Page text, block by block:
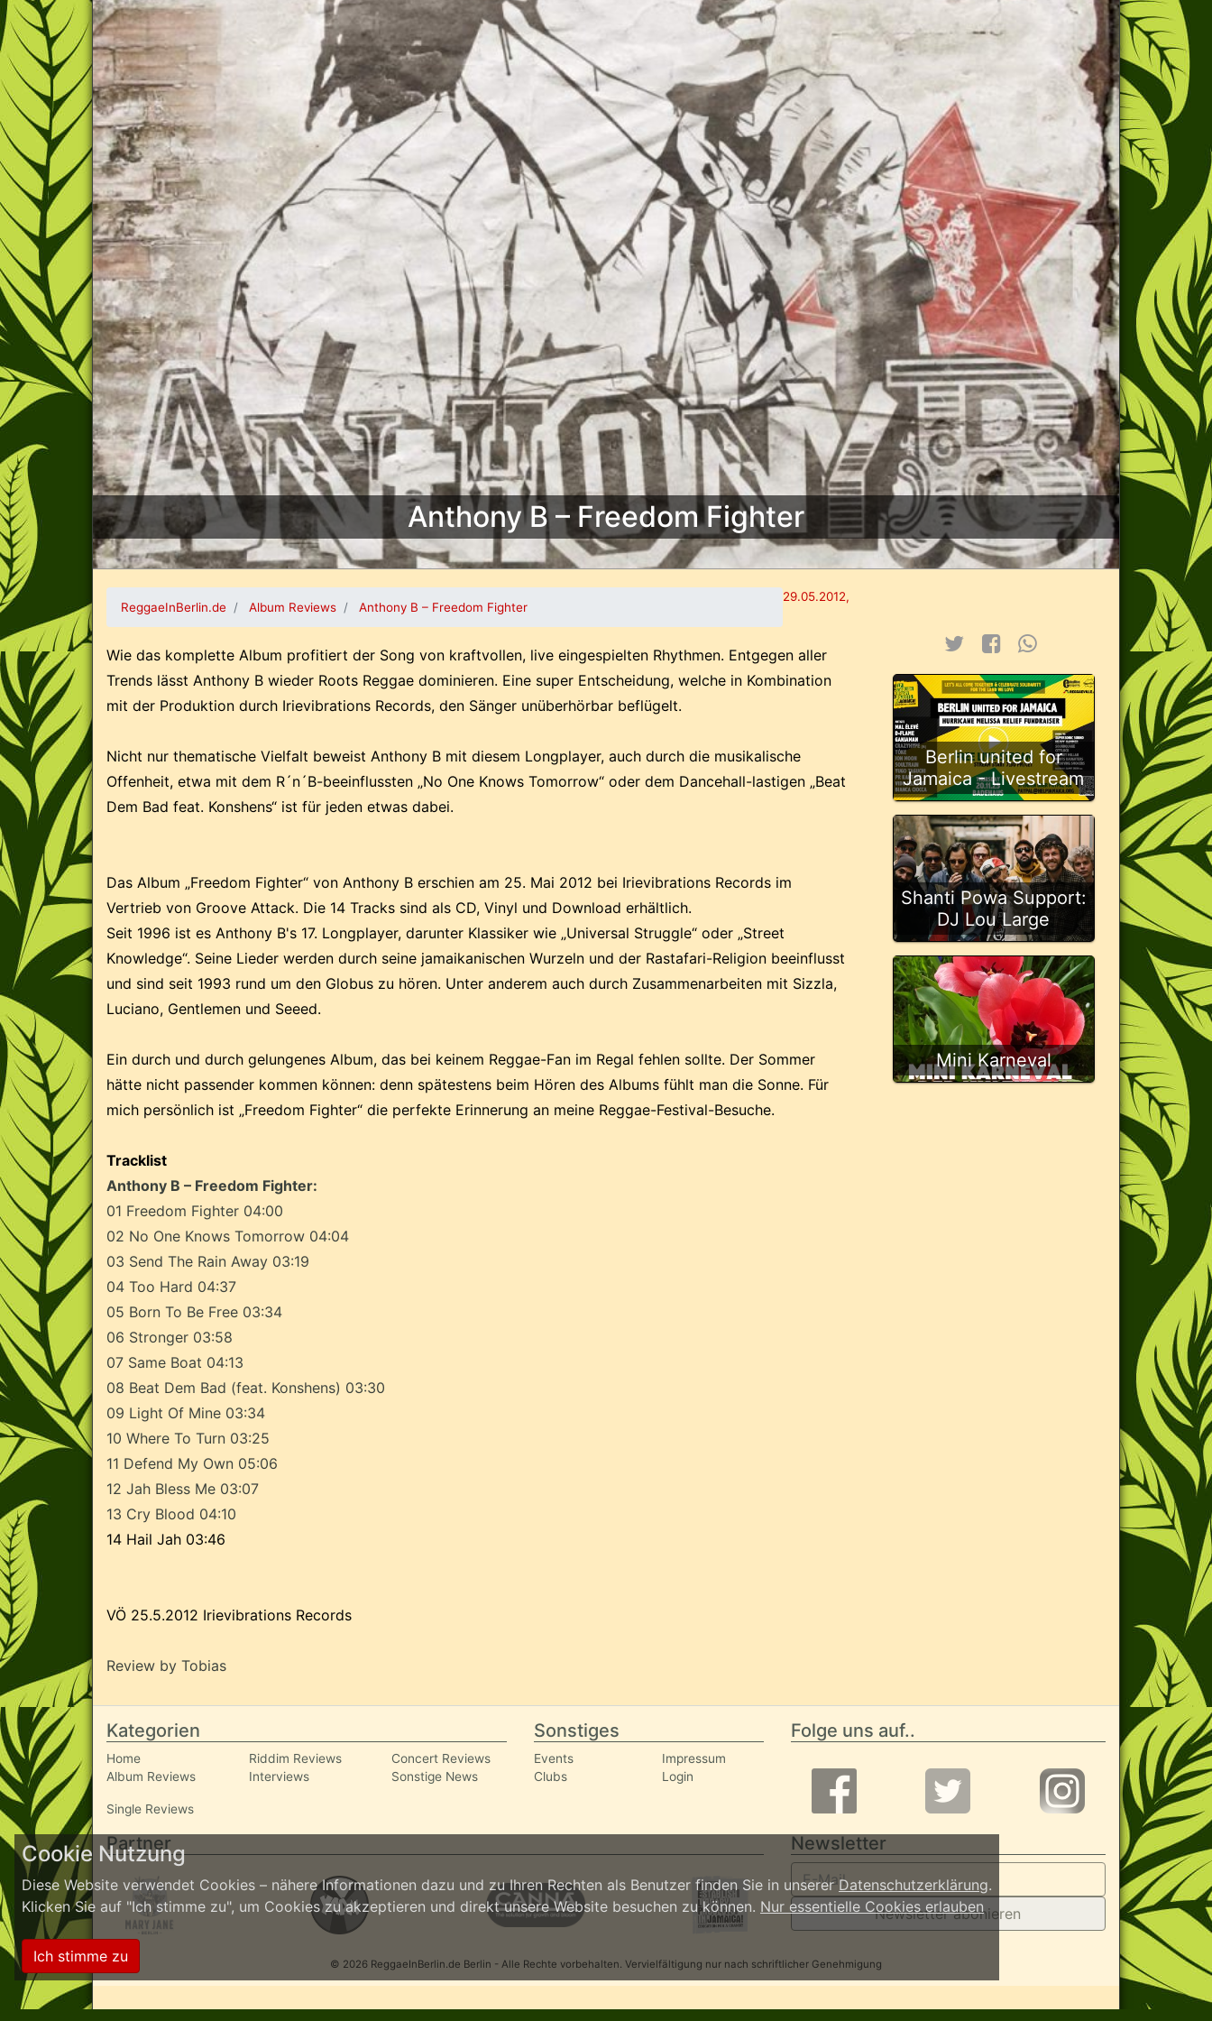
Anthony B – Freedom Fighter
29.05.2012,
ReggaeInBerlin.de Album Reviews Anthony B – Freedom Fighter
Wie das komplette Album profitiert der Song von kraftvollen, live eingespielten Rhythmen. Entgegen aller
Trends lässt Anthony B wieder Roots Reggae dominieren. Eine super Entscheidung, welche in Kombination
mit der Produktion durch Irievibrations Records, den Sänger unüberhörbar beflügelt.
Nicht nur thematische Vielfalt beweist Anthony B mit diesem Longplayer, auch durch die musikalische
Offenheit, etwa mit dem R´n´B-beeinflussten „No One Knows Tomorrow“ oder dem Dancehall-lastigen „Beat
Dem Bad feat. Konshens“ ist für jeden etwas dabei.
Das Album „Freedom Fighter“ von Anthony B erschien am 25. Mai 2012 bei Irievibrations Records im
Vertrieb von Groove Attack. Die 14 Tracks sind als CD, Vinyl und Download erhältlich.
Seit 1996 ist es Anthony B's 17. Longplayer, darunter Klassiker wie „Universal Struggle“ oder „Street
Knowledge“. Seine Lieder werden durch seine jamaikanischen Wurzeln und der Rastafari-Religion beeinflusst
und sind seit 1993 rund um den Globus zu hören. Unter anderem auch durch Zusammenarbeiten mit Sizzla,
Luciano, Gentlemen und Seeed.
Ein durch und durch gelungenes Album, das bei keinem Reggae-Fan im Regal fehlen sollte. Der Sommer
hätte nicht passender kommen können: denn spätestens beim Hören des Albums fühlt man die Sonne. Für
mich persönlich ist „Freedom Fighter“ die perfekte Erinnerung an meine Reggae-Festival-Besuche.
Tracklist
Anthony B – Freedom Fighter:
01 Freedom Fighter 04:00
02 No One Knows Tomorrow 04:04
03 Send The Rain Away 03:19
04 Too Hard 04:37
05 Born To Be Free 03:34
06 Stronger 03:58
07 Same Boat 04:13
08 Beat Dem Bad (feat. Konshens) 03:30
09 Light Of Mine 03:34
10 Where To Turn 03:25
11 Defend My Own 05:06
12 Jah Bless Me 03:07
13 Cry Blood 04:10
14 Hail Jah 03:46
VÖ 25.5.2012 Irievibrations Records
Review by Tobias
Berlin united for
Jamaica - Livestream
Shanti Powa Support:
DJ Lou Large
Mini Karneval
Kategorien
Home
Album Reviews
Riddim Reviews
Interviews
Concert Reviews
Sonstige News
Single Reviews
Sonstiges
Events
Clubs
Impressum
Login
Folge uns auf..
Partner Newsletter
Newsletter abonieren
© 2026 ReggaeInBerlin.de Berlin - Alle Rechte vorbehalten. Vervielfältigung nur nach schriftlicher Genehmigung
Cookie Nutzung
Diese Website verwendet Cookies – nähere Informationen dazu und zu Ihren Rechten als Benutzer finden Sie in unsererDatenschutzerklärung.
Klicken Sie auf "Ich stimme zu", um Cookies zu akzeptieren und direkt unsere Website besuchen zu können. Nur essentielle Cookies erlauben
Ich stimme zu